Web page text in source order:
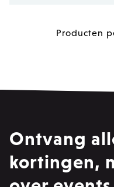
Producten
Ontvang
kortingen,